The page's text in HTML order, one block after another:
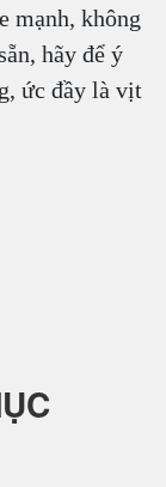
mạnh, không
hãy để ý
ức đầy là vịt